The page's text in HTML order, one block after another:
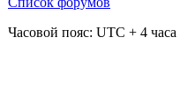
Часовой пояс: UTC + 4 часа